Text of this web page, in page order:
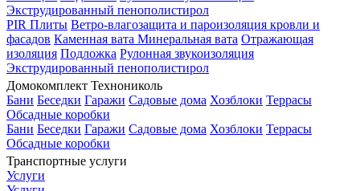
Экструдированный пенополистирол
PIR Плиты Ветро-влагозащита и пароизоляция кровли и
фасадов Каменная вата Минеральная вата Отражающая
изоляция Подложка Рулонная звукоизоляция
Экструдированный пенополистирол
Домокомплект Технониколь
Бани Беседки Гаражи Садовые дома Хозблоки Террасы
Обсадные коробки
Бани Беседки Гаражи Садовые дома Хозблоки Террасы
Обсадные коробки
Транспортные услуги
Услуги